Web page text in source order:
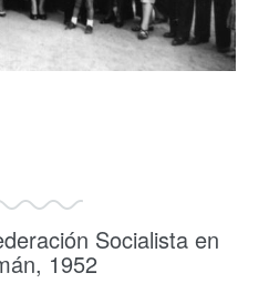
Socialista en
1952